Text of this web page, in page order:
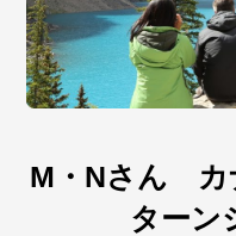
M・Nさん カ
ターン